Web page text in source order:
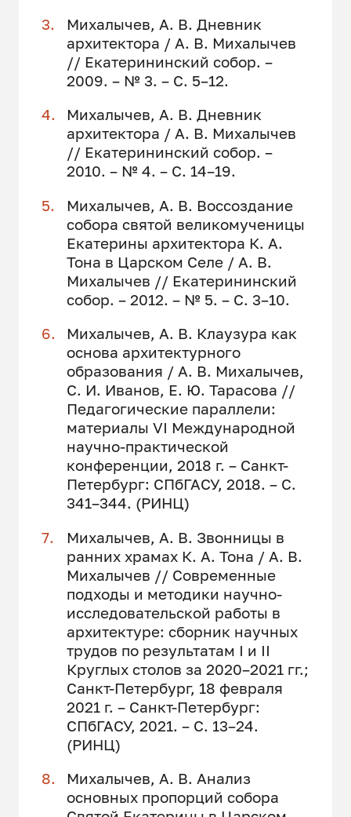
Михалычев, А. В. Дневник
архитектора / А. В. Михалычев
// Екатерининский собор. –
2009. – № 3. – С. 5–12.
Михалычев, А. В. Дневник
архитектора / А. В. Михалычев
// Екатерининский собор. –
2010. – № 4. – С. 14–19.
Михалычев, А. В. Воссоздание
собора святой великомученицы
Екатерины архитектора К. А.
Тона в Царском Селе / А. В.
Михалычев // Екатерининский
собор. – 2012. – № 5. – С. 3–10.
Михалычев, А. В. Клаузура как
основа архитектурного
образования / А. В. Михалычев,
С. И. Иванов, Е. Ю. Тарасова //
Педагогические параллели:
материалы VI Международной
научно-практической
конференции, 2018 г. – Санкт-
Петербург: СПбГАСУ, 2018. – С.
341–344. (РИНЦ)
Михалычев, А. В. Звонницы в
ранних храмах К. А. Тона / А. В.
Михалычев // Современные
подходы и методики научно-
исследовательской работы в
архитектуре: сборник научных
трудов по результатам I и II
Круглых столов за 2020–2021 гг.;
Санкт-Петербург, 18 февраля
2021 г. – Санкт-Петербург:
СПбГАСУ, 2021. – С. 13–24.
(РИНЦ)
Михалычев, А. В. Анализ
основных пропорций собора